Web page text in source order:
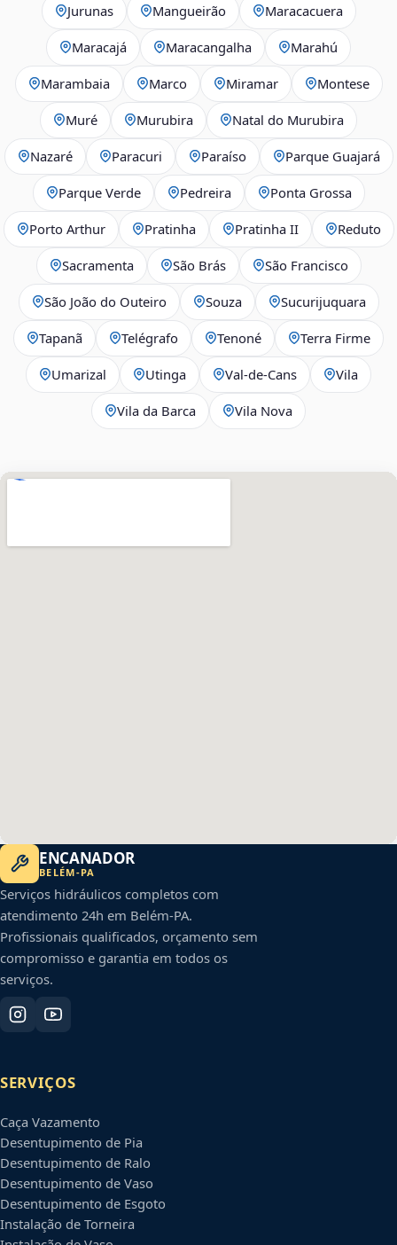
Jurunas Mangueirão Maracacuera
Maracajá Maracangalha Marahú
Marambaia Marco Miramar Montese
Muré Murubira Natal do Murubira
Nazaré Paracuri Paraíso Parque Guajará
Parque Verde Pedreira Ponta Grossa
Porto Arthur Pratinha Pratinha II Reduto
Sacramenta São Brás São Francisco
São João do Outeiro Souza Sucurijuquara
Tapanã Telégrafo Tenoné Terra Firme
Umarizal Utinga Val-de-Cans Vila
Vila da Barca Vila Nova
ENCANADOR
BELÉM-PA
Serviços hidráulicos completos com
atendimento 24h em Belém-PA.
Profissionais qualificados, orçamento sem
compromisso e garantia em todos os
serviços.
SERVIÇOS
Caça Vazamento
Desentupimento de Pia
Desentupimento de Ralo
Desentupimento de Vaso
Desentupimento de Esgoto
Instalação de Torneira